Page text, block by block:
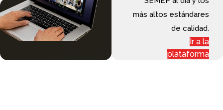
más altos estándares
de calidad.
Ir a la
plataforma